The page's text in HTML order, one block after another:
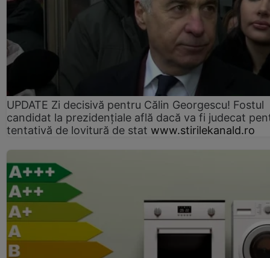
UPDATE Zi decisivă pentru Călin Georgescu! Fostul
candidat la prezidențiale află dacă va fi judecat
tentativă de lovitură de stat www.stirilekanald.ro